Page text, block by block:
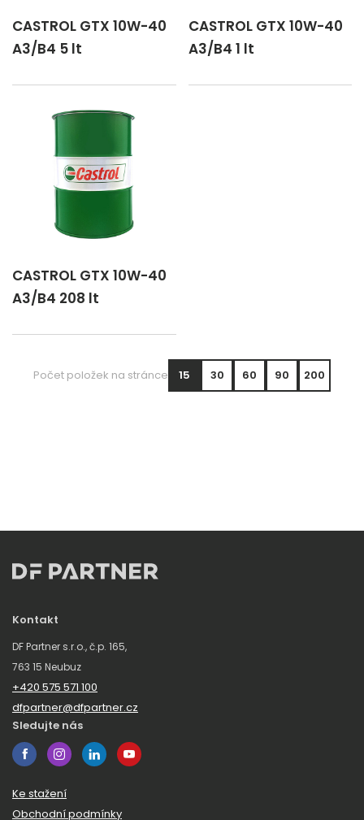
CASTROL GTX 10W-40
A3/B4 5 lt
CASTROL GTX 10W-40
A3/B4 1 lt
CASTROL GTX 10W-40
A3/B4 208 lt
Počet položek na stránce 15 30 60 90 200
Kontakt
DF Partner s.r.o., č.p. 165,
763 15 Neubuz
+420 575 571 100
dfpartner@dfpartner.cz
Sledujte nás
Ke stažení
Obchodní podmínky